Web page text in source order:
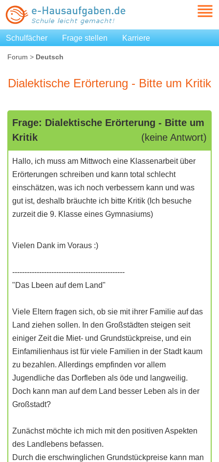
Schulfächer Frage stellen Karriere
Forum > Deutsch
Dialektische Erörterung - Bitte um Kritik
Frage: Dialektische Erörterung - Bitte um
Kritik
(keine Antwort)
Hallo, ich muss am Mittwoch eine Klassenarbeit über
Erörterungen schreiben und kann total schlecht
einschätzen, was ich noch verbessern kann und was
gut ist, deshalb bräuchte ich bitte Kritik (Ich besuche
zurzeit die 9. Klasse eines Gymnasiums)
Vielen Dank im Voraus :)
----------------------------------------------
"Das Lbeen auf dem Land"
Viele Eltern fragen sich, ob sie mit ihrer Familie auf das
Land ziehen sollen. In den Großstädten steigen seit
einiger Zeit die Miet- und Grundstückpreise, und ein
Einfamilienhaus ist für viele Familien in der Stadt kaum
zu bezahlen. Allerdings empfinden vor allem
Jugendliche das Dorfleben als öde und langweilig.
Doch kann man auf dem Land besser Leben als in der
Großstadt?
Zunächst möchte ich mich mit den positiven Aspekten
des Landlebens befassen.
Durch die erschwinglichen Grundstückpreise kann man